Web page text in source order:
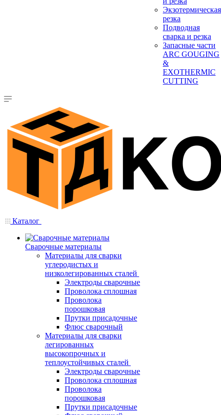
Экзотермическая
резка
Подводная
сварка и резка
Запасные части
ARC GOUGING
&
EXOTHERMIC
CUTTING
Каталог
Сварочные материалы
Материалы для сварки
углеродистых и
низколегированных сталей
Электроды сварочные
Проволока сплошная
Проволока
порошковая
Прутки присадочные
Флюс сварочный
Материалы для сварки
легированных
высокопрочных и
теплоустойчивых сталей
Электроды сварочные
Проволока сплошная
Проволока
порошковая
Прутки присадочные